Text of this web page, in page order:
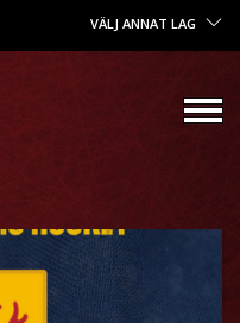
VÄLJ ANNAT LAG